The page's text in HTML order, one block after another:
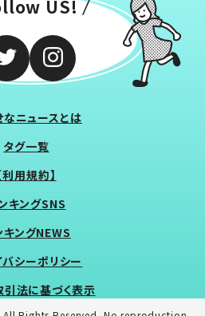
US!
なニュースとは
タグ一覧
利用規約】
キングSNS
キングNEWS
バシーポリシー
法に基づく表示